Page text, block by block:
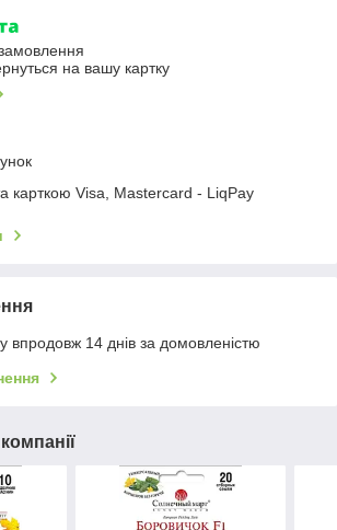
на вашу картку
карткою Visa, Mastercard - LiqPay
впродовж 14 днів за домовленістю